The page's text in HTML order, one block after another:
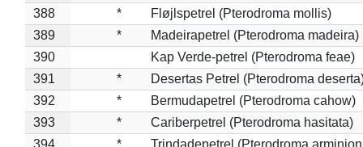
388
*
Fløjlspetrel (Pterodroma mollis)
389
*
Madeirapetrel (Pterodroma madeira)
390
Kap Verde-petrel (Pterodroma feae)
391
*
Desertas Petrel (Pterodroma
392
*
Bermudapetrel (Pterodroma cahow)
393
*
Cariberpetrel (Pterodroma hasitata)
394
*
Trindadepetrel (Pterodroma